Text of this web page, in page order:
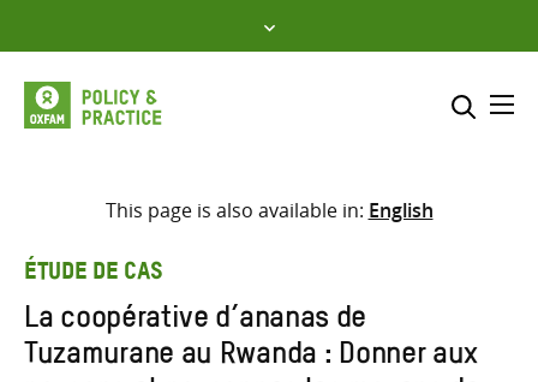
to
content
Sélectionner l’emplacement
les
termes
de
This page is also available in: English
ÉTUDE DE CAS
La coopérative d’ananas de
Tuzamurane au Rwanda : Donner aux